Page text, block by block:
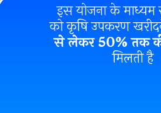
इस योजना के माध्यम
को कृषि उपकरण
से लेकर 50% तक
मिलती है